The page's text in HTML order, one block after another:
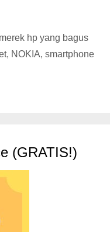
merek hp yang bagus
, NOKIA, smartphone
(GRATIS!)